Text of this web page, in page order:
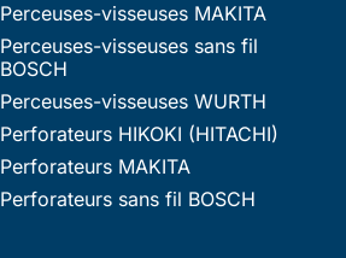
Perceuses-visseuses MAKITA
Perceuses-visseuses sans fil
BOSCH
Perceuses-visseuses WURTH
Perforateurs HIKOKI (HITACHI)
Perforateurs MAKITA
Perforateurs sans fil BOSCH